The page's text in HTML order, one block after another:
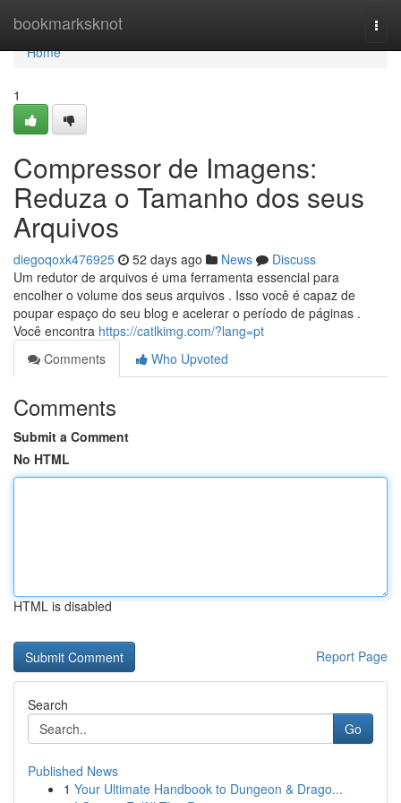
bookmarksknot
Home
Home
1
Compressor de Imagens:
Reduza o Tamanho dos seus
Arquivos
diegoqoxk476925 52 days ago News
Discuss
Um redutor de arquivos é uma ferramenta essencial para
encolher o volume dos seus arquivos . Isso você é capaz de
poupar espaço do seu blog e acelerar o período de páginas .
Você encontra https://catlkimg.com/?lang=pt
Comments
Who Upvoted
Comments
Submit a Comment
No HTML
HTML is disabled
Report Page
Search
Go
Published News
1 Your Ultimate Handbook to Dungeon & Drago...